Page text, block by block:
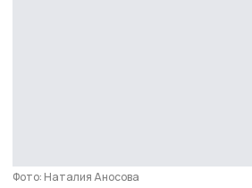
Фото: Наталия Аносова